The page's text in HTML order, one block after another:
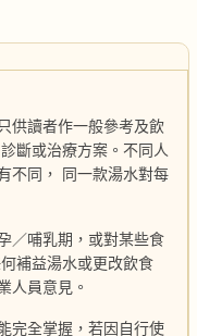
供讀者作一般參考及飲
斷或治療方案。不同人
不同， 同一款湯水對每
／哺乳期，或對某些食
補益湯水或更改飲食
人員意見。
完全掌握，若因自行使